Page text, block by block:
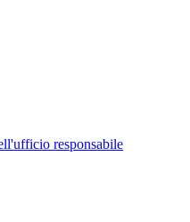
responsabile